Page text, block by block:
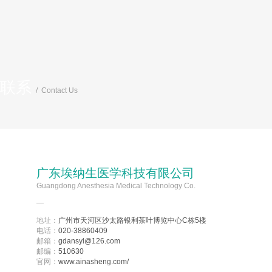
/ Contact Us
广东埃纳生医学科技有限公司
Guangdong Anesthesia Medical Technology Co.
—
地址： 广州市天河区沙太路银利茶叶博览中心C栋5楼
电话： 020-38860409
邮箱： gdansyl@126.com
邮编： 510630
官网： www.ainasheng.com/